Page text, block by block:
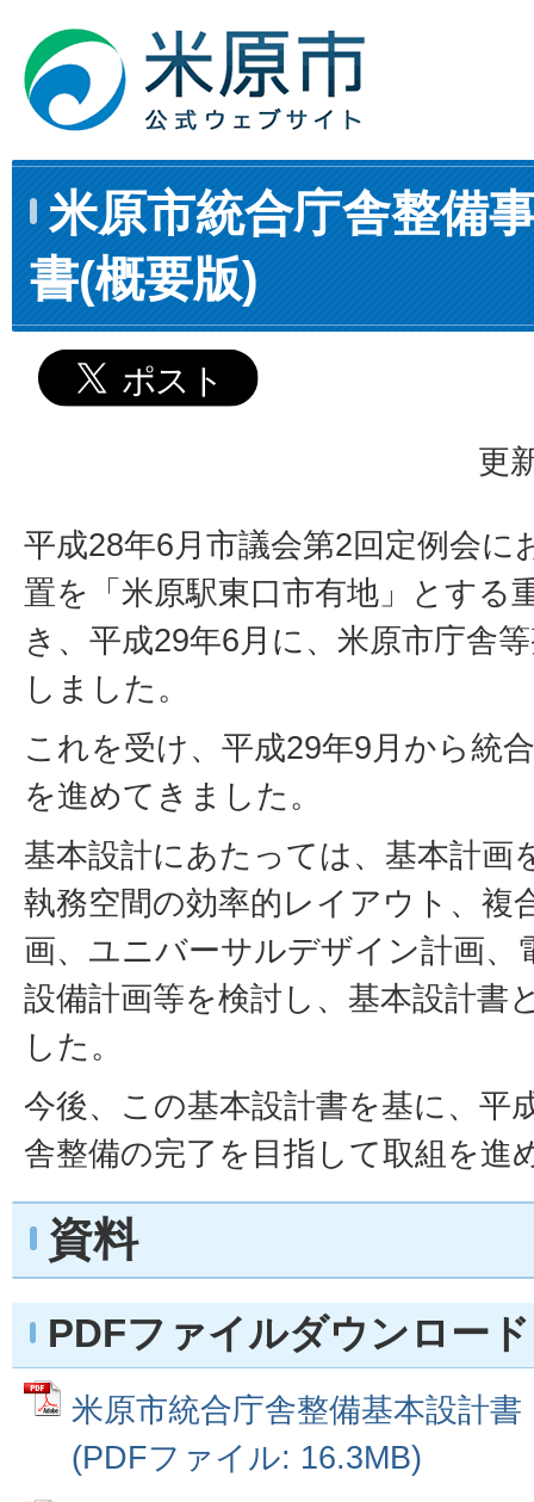
米原市統合庁舎整備
書(概要版)
更
平成28年6月市議会第2回定例会に
置を「米原駅東口市有地」とする
き、平成29年6月に、米原市庁舎
しました。
これを受け、平成29年9月から統
を進めてきました。
基本設計にあたっては、基本計画
執務空間の効率的レイアウト、複
画、ユニバーサルデザイン計画、
設備計画等を検討し、基本設計書
した。
今後、この基本設計書を基に、平
舎整備の完了を目指して取組を進
資料
PDFファイルダウンロード
米原市統合庁舎整備基本設計
(PDFファイル: 16.3MB)